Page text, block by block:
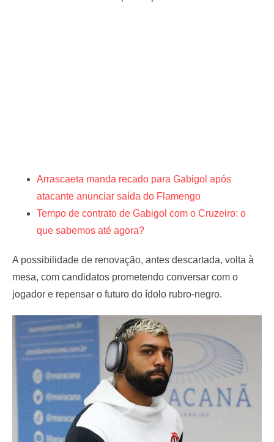
Arrascaeta manda recado para Gabigol após
atacante anunciar saída do Flamengo
Tempo de contrato de Gabigol com o Cruzeiro: o
que sabemos até agora?
A possibilidade de renovação, antes descartada, volta à
mesa, com candidatos prometendo conversar com o
jogador e repensar o futuro do ídolo rubro-negro.